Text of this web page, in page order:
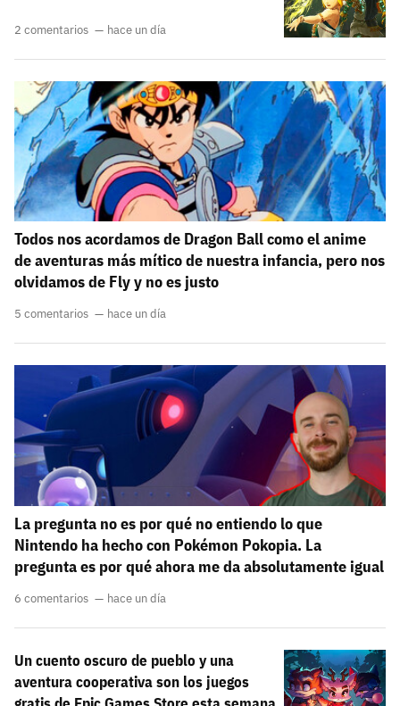
2 comentarios hace un día
Todos nos acordamos de Dragon Ball como el anime
de aventuras más mítico de nuestra infancia, pero nos
olvidamos de Fly y no es justo
5 comentarios hace un día
La pregunta no es por qué no entiendo lo que
Nintendo ha hecho con Pokémon Pokopia. La
pregunta es por qué ahora me da absolutamente igual
6 comentarios hace un día
Un cuento oscuro de pueblo y una
aventura cooperativa son los juegos